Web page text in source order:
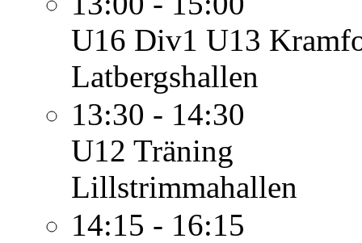
U16 Div1 U13
Latbergshallen
13:30 - 14:30
U12 Träning
Lillstrimmahallen
14:15 - 16:15